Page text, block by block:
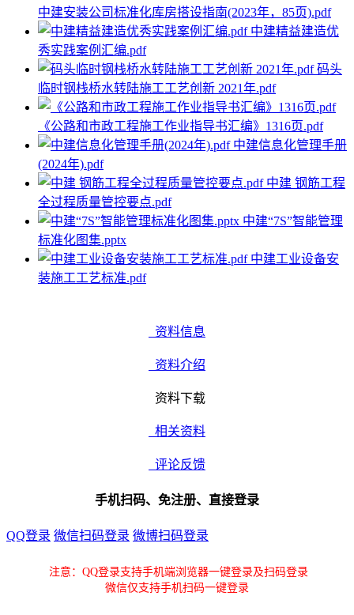
中建安装公司标准化库房搭设指南(2023年，85页).pdf
中建精益建造优
秀实践案例汇编.pdf
码头
临时钢栈桥水转陆施工工艺创新 2021年.pdf
《公路和市政工程施工作业指导书汇编》1316页.pdf
中建信息化管理手册
(2024年).pdf
中建 钢筋工程
全过程质量管控要点.pdf
中建“7S”智能管理
标准化图集.pptx
中建工业设备安
装施工工艺标准.pdf
资料信息
资料介绍
资料下载
相关资料
评论反馈
手机扫码、免注册、直接登录
QQ登录 微信扫码登录 微博扫码登录
注意：QQ登录支持手机端浏览器一键登录及扫码登录
微信仅支持手机扫码一键登录